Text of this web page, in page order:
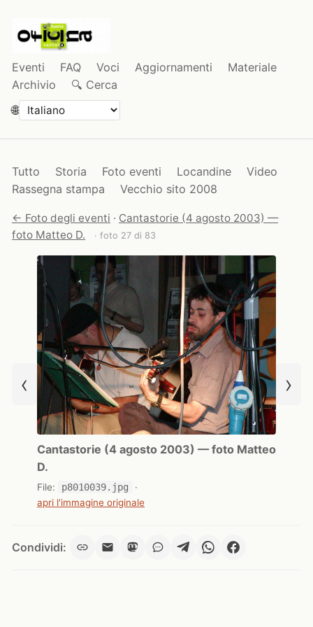
Eventi FAQ Voci Aggiornamenti
Materiale
Archivio
🔍 Cerca
🌐
Tutto Storia Foto eventi Locandine
Video
Rassegna stampa
Vecchio sito 2008
← Foto degli eventi · Cantastorie (4 agosto 2003) —
foto Matteo D.
· foto 27 di 83
‹
Cantastorie (4 agosto 2003) — foto Matteo
D.
File: p8010039.jpg
·
apri l'immagine originale
›
Condividi: